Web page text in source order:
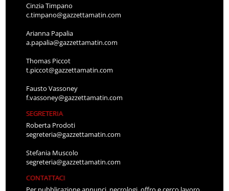
Cinzia Timpano
c.timpano@gazzettamatin.com
Arianna Papalia
a.papalia@gazzettamatin.com
Thomas Piccot
t.piccot@gazzettamatin.com
Fausto Vassoney
f.vassoney@gazzettamatin.com
SEGRETERIA
Roberta Prodoti
segreteria@gazzettamatin.com
Stefania Muscolo
segreteria@gazzettamatin.com
CONTATTACI